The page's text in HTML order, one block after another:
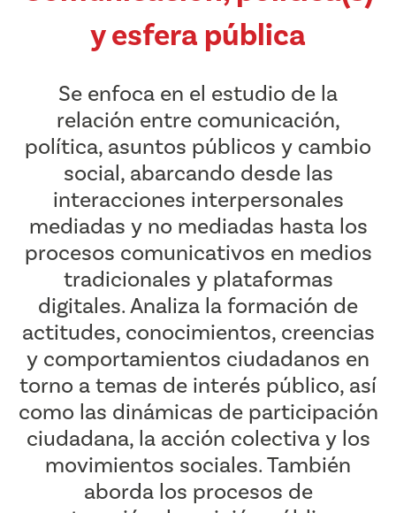
y esfera pública
Se enfoca en el estudio de la
relación entre comunicación,
política, asuntos públicos y cambio
social, abarcando desde las
interacciones interpersonales
mediadas y no mediadas hasta los
procesos comunicativos en medios
tradicionales y plataformas
digitales. Analiza la formación de
actitudes, conocimientos, creencias
y comportamientos ciudadanos en
torno a temas de interés público, así
como las dinámicas de participación
ciudadana, la acción colectiva y los
movimientos sociales. También
aborda los procesos de